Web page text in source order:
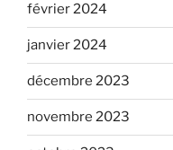
février 2024
janvier 2024
décembre 2023
novembre 2023